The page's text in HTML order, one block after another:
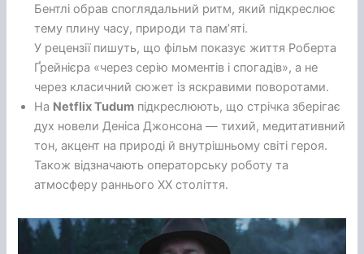
Бентлі обрав споглядальний ритм, який підкреслює
тему плину часу, природи та пам’яті.
У рецензії пишуть, що фільм показує життя Роберта
Ґрейнієра «через серію моментів і спогадів», а не
через класичний сюжет із яскравими поворотами.
На Netflix Tudum підкреслюють, що стрічка зберігає
дух новели Деніса Джонсона — тихий, медитативний
тон, акцент на природі й внутрішньому світі героя.
Також відзначають операторську роботу та
атмосферу раннього ХХ століття.